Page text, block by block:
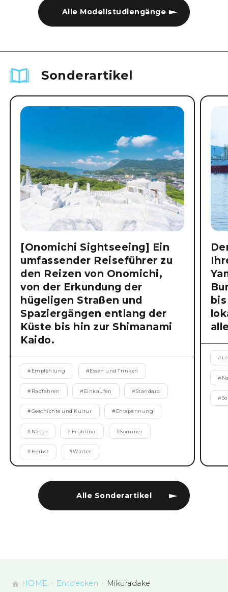
Alle Modellstudiengänge
Sonderartikel
Alle Sonderartikel
[Onomichi Sightseeing] Ein
umfassender Reiseführer zu
den Reizen von Onomichi,
von der Erkundung der
hügeligen Straßen und
Spaziergängen entlang der
Küste bis hin zur Shimanami
Kaido.
# Empfehlung #Essen und Trinken
# Radfahren # Einkaufen #Standard
#Geschichte und Kultur # Entspannung
# Natur # Frühling #Sommer
# Herbst #Winter
#
#
#
HOME Entdecken Mikuradake